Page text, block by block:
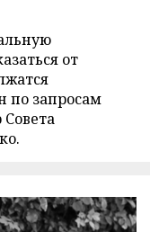
от
по запросам